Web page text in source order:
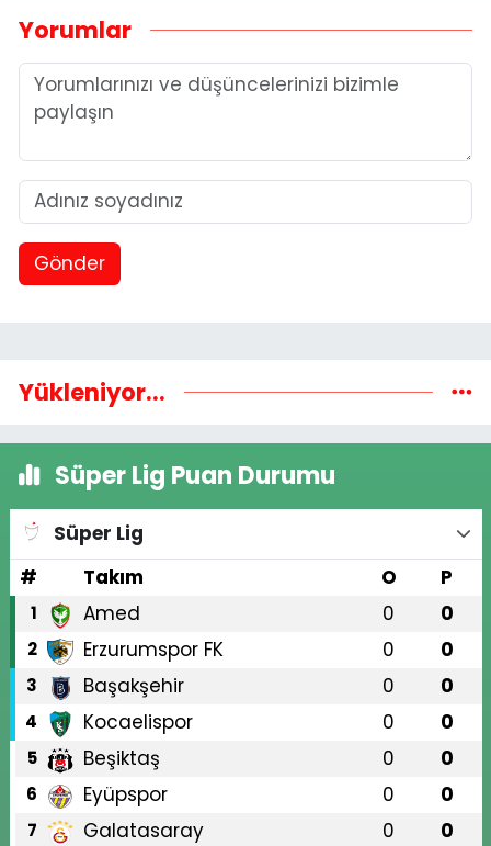
Yorumlar
Gönder
Yükleniyor...
Süper Lig Puan Durumu
Süper Lig
#
Takım O P
1 Amed 0 0
2 Erzurumspor FK 0 0
3 Başakşehir 0 0
4 Kocaelispor 0 0
5 Beşiktaş 0 0
6 Eyüpspor 0 0
7 Galatasaray 0 0